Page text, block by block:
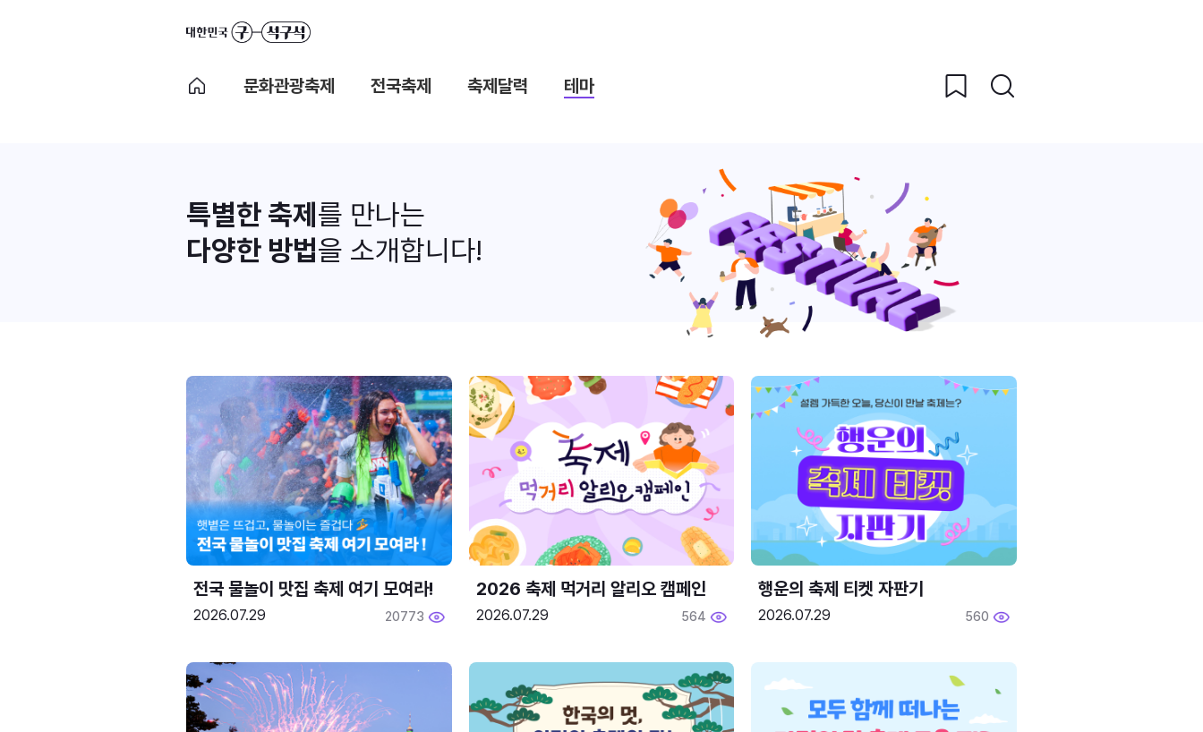
문화관광축제 전국축제 축제달력 테마
특별한 축제 를 만나는
다양한 방법을 소개합니다!
전국 물놀이 맛집 축제 여기 모여라!
2026.07.29 20773
2026 축제 먹거리 알리오 캠페인
2026.07.29 564
행운의 축제 티켓 자판기
2026.07.29 560